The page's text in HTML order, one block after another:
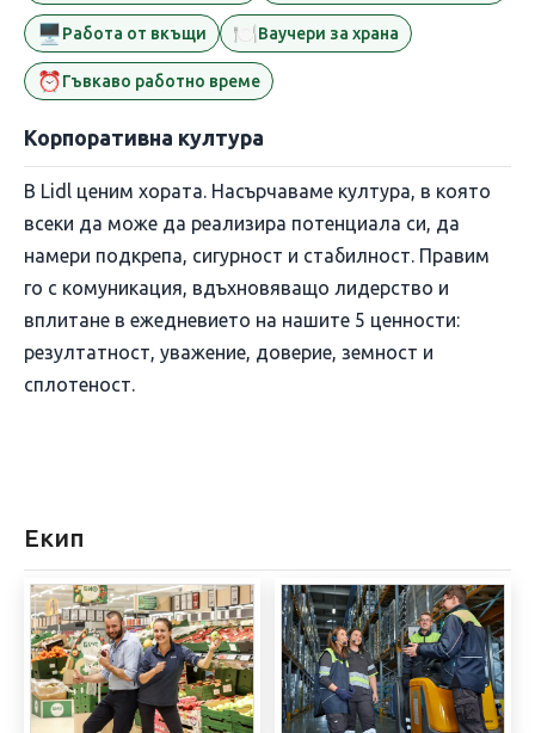
🖥️Работа от вкъщи 🍽️Ваучери за храна
⏰Гъвкаво работно време
Корпоративна култура
В Lidl ценим хората. Насърчаваме култура, в която
всеки да може да реализира потенциала си, да
намери подкрепа, сигурност и стабилност. Правим
го с комуникация, вдъхновяващо лидерство и
вплитане в ежедневието на нашите 5 ценности:
резултатност, уважение, доверие, земност и
сплотеност.
Екип